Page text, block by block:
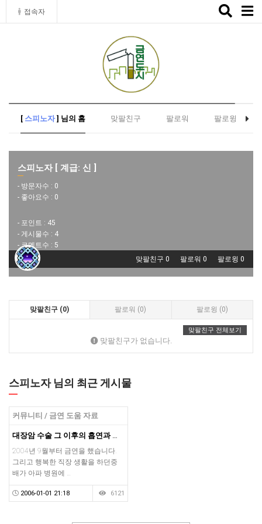
접속자
Toggle
[ 스피노자] 님의 홈 맞팔친구 팔로워 팔로윙
스피노자 [ 계급: 신 ]
- 방문자수 : 0
- 좋아요수 : 0
- 포인트 : 45
- 게시물수 : 4
- 코멘트수 : 5
맞팔친구 0
팔로워 0 팔로윙 0
맞팔친구 (0) 팔로워 (0) 팔로윙 (0)
맞팔친구 전체보기
맞팔친구가 없습니다.
스피노자 님의 최근 게시물
커뮤니티 / 금연 도움 자료
대장암 수술 그 이후의 흡연과 금연 시도
2004년 9월부터 금연을 했습니다.
그리고 행복한 직장 생활을 하던중
배가 아파 병원에 …
2006-01-01 21:18 6121